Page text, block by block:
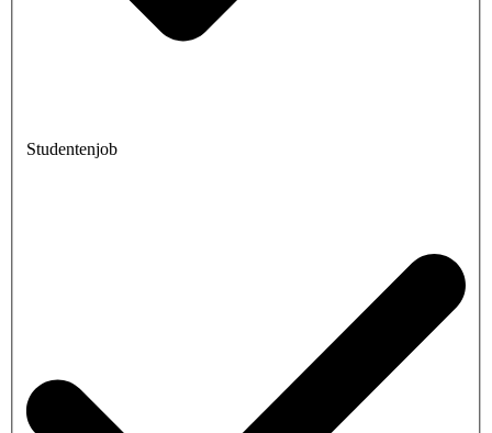
Studentenjob